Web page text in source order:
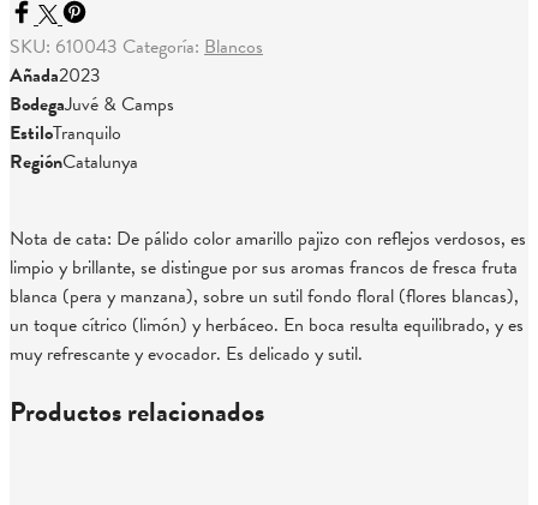
SKU: 610043 Categoría: Blancos
Añada2023
BodegaJuvé & Camps
EstiloTranquilo
RegiónCatalunya
Nota de cata: De pálido color amarillo pajizo con reflejos verdosos, es
limpio y brillante, se distingue por sus aromas francos de fresca fruta
blanca (pera y manzana), sobre un sutil fondo floral (flores blancas),
un toque cítrico (limón) y herbáceo. En boca resulta equilibrado, y es
muy refrescante y evocador. Es delicado y sutil.
Productos relacionados